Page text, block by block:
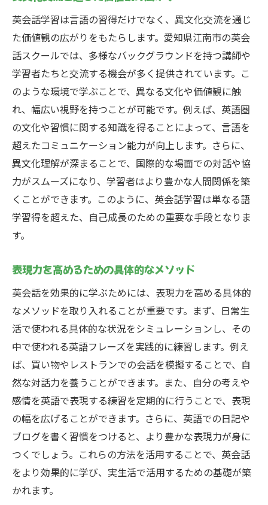
英会話学習は言語の習得だけでなく、異文化交流を通じ
た価値観の広がりをもたらします。愛知県江南市の英会
話スクールでは、多様なバックグラウンドを持つ講師や
学習者たちと交流する機会が多く提供されています。こ
のような環境で学ぶことで、異なる文化や価値観に触
れ、幅広い視野を持つことが可能です。例えば、英語圏
の文化や習慣に関する知識を得ることによって、言語を
超えたコミュニケーション能力が向上します。さらに、
異文化理解が深まることで、国際的な場面での対話や協
力がスムーズになり、学習者はより豊かな人間関係を築
くことができます。このように、英会話学習は単なる語
学習得を超えた、自己成長のための重要な手段となりま
す。
表現力を高めるための具体的なメソッド
英会話を効果的に学ぶためには、表現力を高める具体的
なメソッドを取り入れることが重要です。まず、日常生
活で使われる具体的な状況をシミュレーションし、その
中で使われる英語フレーズを実践的に練習します。例え
ば、買い物やレストランでの会話を模擬することで、自
然な対話力を養うことができます。また、自分の考えや
感情を英語で表現する練習を定期的に行うことで、表現
の幅を広げることができます。さらに、英語での日記や
ブログを書く習慣をつけると、より豊かな表現力が身に
つくでしょう。これらの方法を活用することで、英会話
をより効果的に学び、実生活で活用するための基礎が築
かれます。